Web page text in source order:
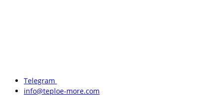
Telegram
info@teploe-more.com